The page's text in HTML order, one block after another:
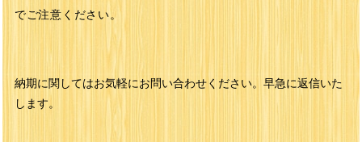
でご注意ください。
納期に関してはお気軽にお問い合わせください。早急に返信いた
します。